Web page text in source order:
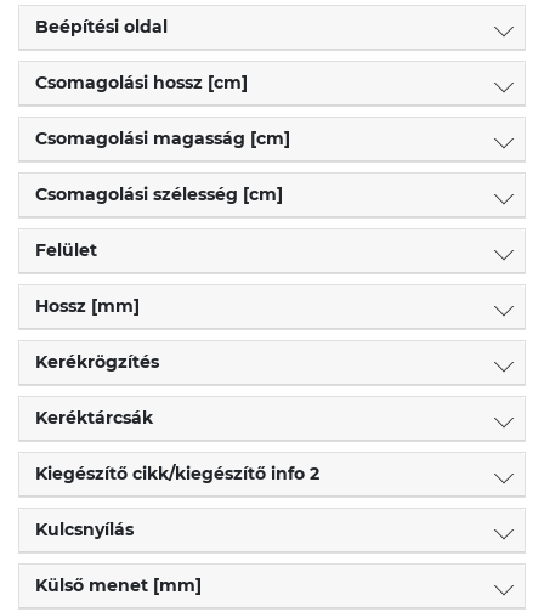
Beépítési oldal
Csomagolási hossz [cm]
Csomagolási magasság [cm]
Csomagolási szélesség [cm]
Felület
Hossz [mm]
Kerékrögzítés
Keréktárcsák
Kiegészítő cikk/kiegészítő info 2
Kulcsnyílás
Külső menet [mm]